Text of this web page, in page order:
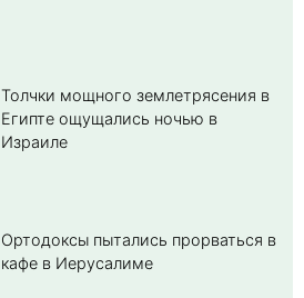
Толчки мощного землетрясения в
Египте ощущались ночью в
Израиле
Ортодоксы пытались прорваться в
кафе в Иерусалиме